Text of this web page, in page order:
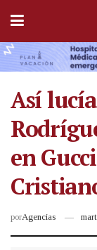
Así
en
porAgencias